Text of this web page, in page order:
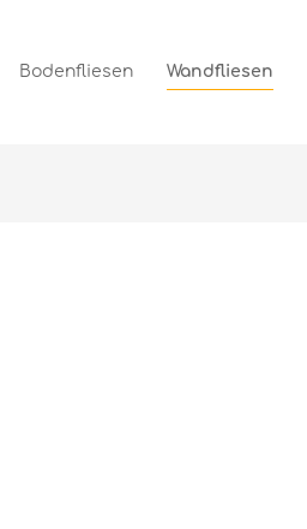
Bodenfliesen Wandfliesen